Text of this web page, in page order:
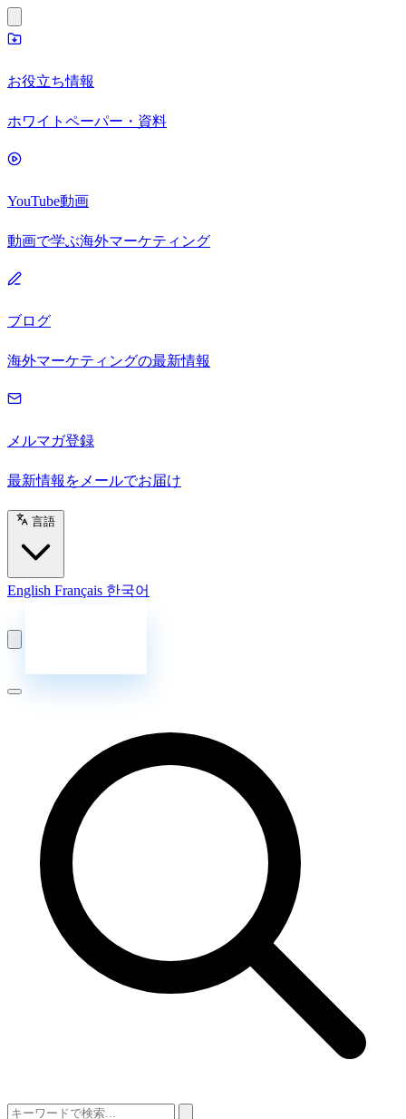
お役立ち情報
ホワイトペーパー・資料
YouTube動画
動画で学ぶ海外マーケティング
ブログ
海外マーケティングの最新情報
メルマガ登録
最新情報をメールでお届け
言語
English Français 한국어